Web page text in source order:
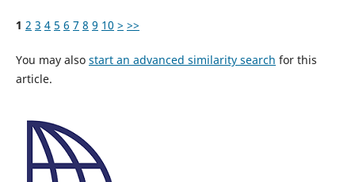
1 2 3 4 5 6 7 8 9 10 > >>
You may also start an advanced similarity search for this
article.